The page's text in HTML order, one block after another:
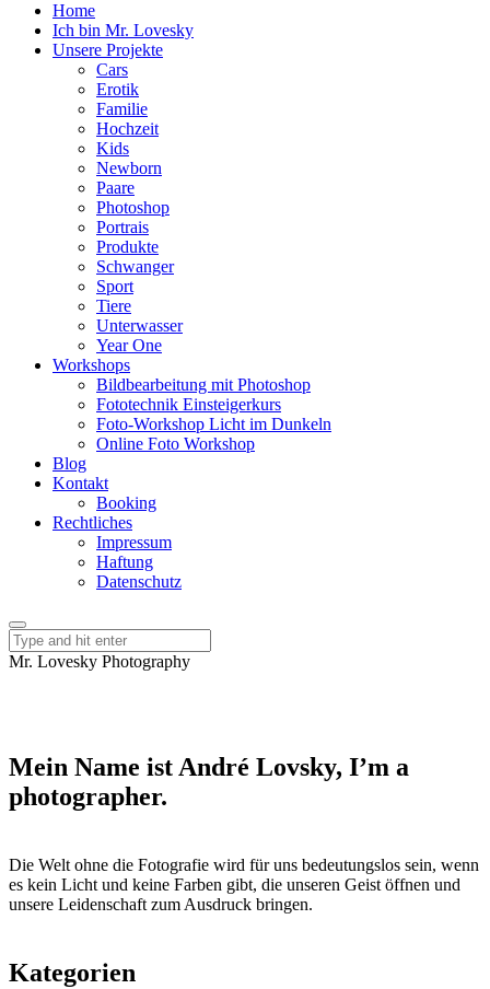
Home
Ich bin Mr. Lovesky
Unsere Projekte
Cars
Erotik
Familie
Hochzeit
Kids
Newborn
Paare
Photoshop
Portrais
Produkte
Schwanger
Sport
Tiere
Unterwasser
Year One
Workshops
Bildbearbeitung mit Photoshop
Fototechnik Einsteigerkurs
Foto-Workshop Licht im Dunkeln
Online Foto Workshop
Blog
Kontakt
Booking
Rechtliches
Impressum
Haftung
Datenschutz
Mr. Lovesky Photography
Mein Name ist André Lovsky, I’m a
photographer.
Die Welt ohne die Fotografie wird für uns bedeutungslos sein, wenn
es kein Licht und keine Farben gibt, die unseren Geist öffnen und
unsere Leidenschaft zum Ausdruck bringen.
Kategorien